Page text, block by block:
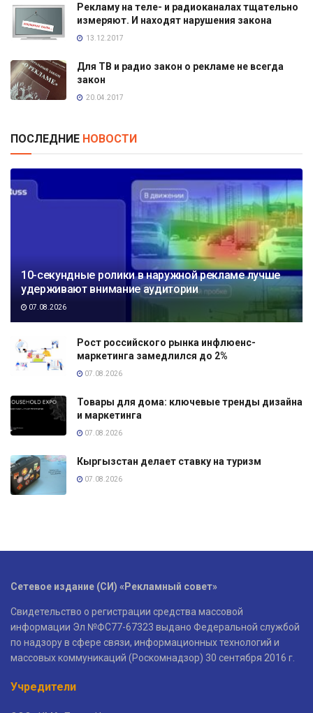
Рекламу на теле- и радиоканалах тщательно
измеряют. И находят нарушения закона
13.12.2017
Для ТВ и радио закон о рекламе не всегда
закон
20.04.2017
ПОСЛЕДНИЕ НОВОСТИ
10-секундные ролики в наружной рекламе лучше
удерживают внимание аудитории
07.08.2026
Рост российского рынка инфлюенс-
маркетинга замедлился до 2%
07.08.2026
Товары для дома: ключевые тренды дизайна
и маркетинга
07.08.2026
Кыргызстан делает ставку на туризм
07.08.2026
Сетевое издание (СИ) «Рекламный совет»
Свидетельство о регистрации средства массовой
информации Эл №ФС77-67323 выдано Федеральной службой
по надзору в сфере связи, информационных технологий и
массовых коммуникаций (Роскомнадзор) 30 сентября 2016 г.
Учредители